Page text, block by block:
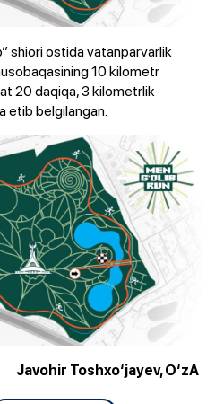
shiori ostida vatanparvarlik
10 kilometr
20 daqiqa, 3 kilometrlik
etib belgilangan.
Javohir Toshxo‘jayev, O‘zA